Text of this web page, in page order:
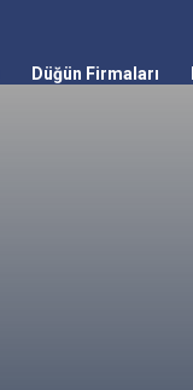
Düğün Firmaları